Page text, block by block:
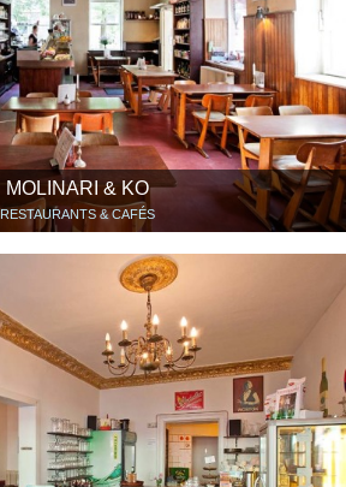
MOLINARI & KO
RESTAURANTS & CAFÉS